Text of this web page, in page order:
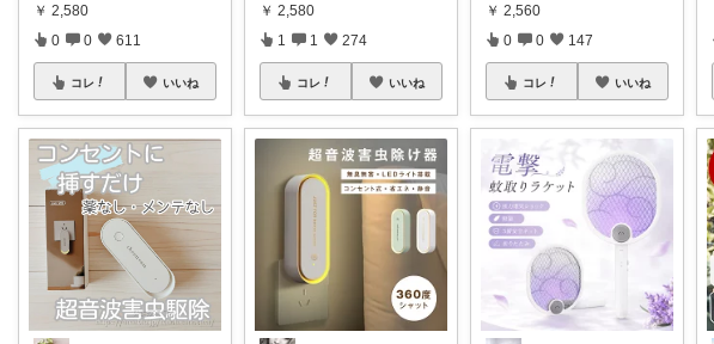
￥ 2,580
0 0 611
コレ いいね
￥ 2,580
1 1 274
コレ いいね
￥ 2,560
0 0 147
コレ いいね